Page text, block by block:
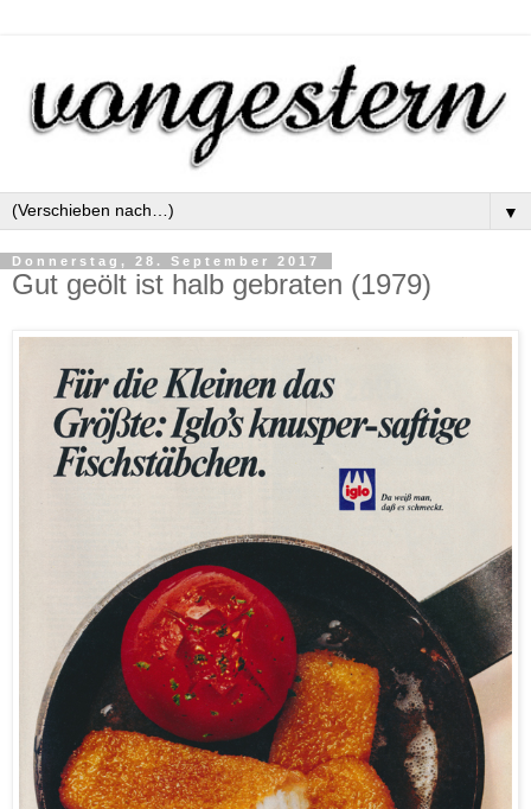
▼
Donnerstag, 28. September 2017
Gut geölt ist halb gebraten (1979)